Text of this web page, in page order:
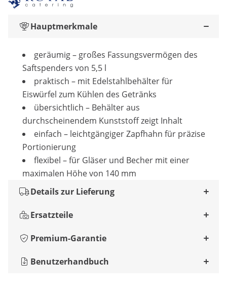
Hauptmerkmale
geräumig – großes Fassungsvermögen des
Saftspenders von 5,5 l
praktisch – mit Edelstahlbehälter für
Eiswürfel zum Kühlen des Getränks
übersichtlich – Behälter aus
durchscheinendem Kunststoff zeigt Inhalt
einfach – leichtgängiger Zapfhahn für präzise
Portionierung
flexibel – für Gläser und Becher mit einer
maximalen Höhe von 140 mm
Details zur Lieferung
Ersatzteile
Premium-Garantie
Benutzerhandbuch